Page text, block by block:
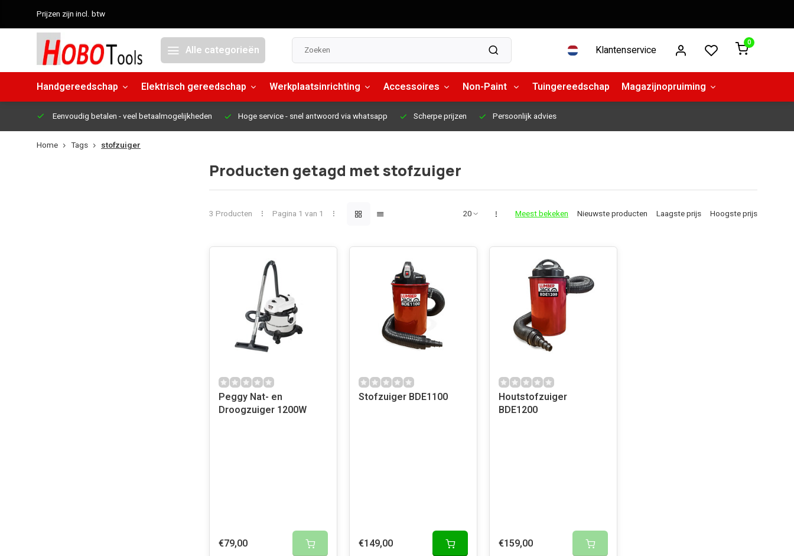
Prijzen zijn incl. btw
Alle categorieën Klantenservice
0
Handgereedschap Elektrisch gereedschap Werkplaatsinrichting Accessoires Non-Paint Tuingereedschap Magazijnopruiming
Eenvoudig betalen - veel betaalmogelijkheden Hoge service- snel antwoord via whatsapp Scherpe prijzen Persoonlijk advies
Home Tags stofzuiger
Producten getagd met stofzuiger
3 Producten Pagina 1 van 1 Meest bekeken Nieuwste producten Laagste prijs Hoogste prijs
Peggy Nat- en
Droogzuiger 1200W
€79,00
Stofzuiger BDE1100
€149,00
Houtstofzuiger
BDE1200
€159,00